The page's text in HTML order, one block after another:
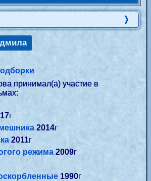
принимал(а) участие в
г
2014г
2011г
режима 2009г
1990г